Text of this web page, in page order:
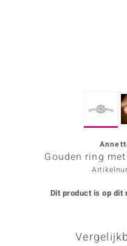
Gouden ring
Dit product is op dit